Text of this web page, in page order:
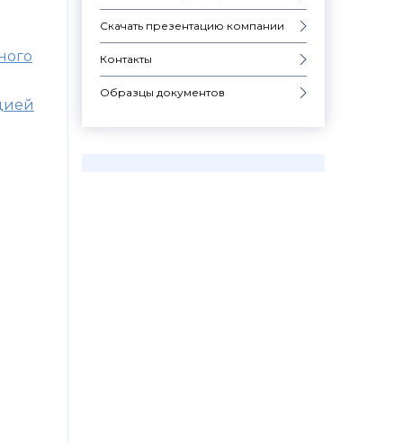
Скачать презентацию компании
Контакты
Образцы документов